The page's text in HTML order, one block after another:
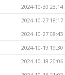
2024-10-30 23:14
2024-10-27 18:17
2024-10-27 08:43
2024-10-19 19:30
2024-10-18 20:06